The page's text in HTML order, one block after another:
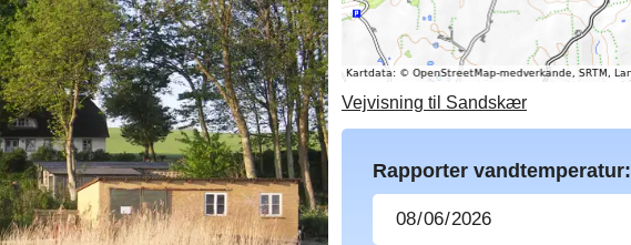
Vejvisning til Sandskær
Rapporter vandtemperatur: